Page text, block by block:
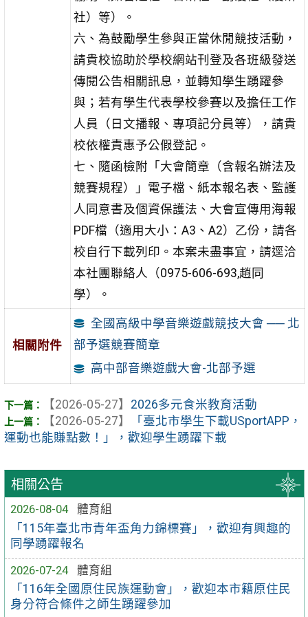
相關公告
2026-08-04
體育組
「115年臺北市青年盃角力錦標賽」，歡迎有興趣的
同學踴躍報名
2026-07-24
體育組
「116年全國原住民族運動會」，歡迎本市籍原住民
身分符合條件之師生踴躍參加
社）等）。
六、為鼓勵學生參與正當休閒競技活動，
請貴校協助於學校網站刊登及各班級發送
傳閱公告相關訊息，並轉知學生踴躍參
與；若有學生代表學校參賽以及擔任工作
人員（日文播報、專項記分員等），請貴
校依權責惠予公假登記。
七、隨函檢附「大會簡章（含報名辦法及
競賽規程）」電子檔、紙本報名表、監護
人同意書及個資保護法、大會宣傳用海報
PDF檔（適用大小：A3、A2）乙份，請各
校自行下載列印。本案未盡事宜，請逕洽
本社團聯絡人（0975-606-693,趙同
學）。
相關附件
全國高級中學音樂遊戲競技大會 ── 北
部予選競賽簡章
高中部音樂遊戲大會-北部予選
【2026-05-27】 2026多元食米教育活動
【2026-05-27】
「臺北市學生下載USportAPP，
運動也能賺點數！」，歡迎學生踴躍下載